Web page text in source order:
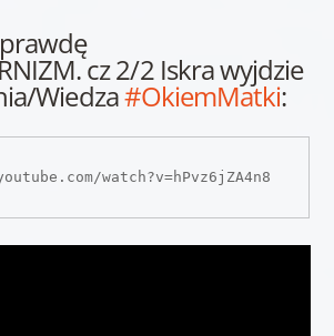
cz 2/2 Iskra wyjdzie
Wiedza#OkiemMatki:
watch?v=hPvz6jZA4n8